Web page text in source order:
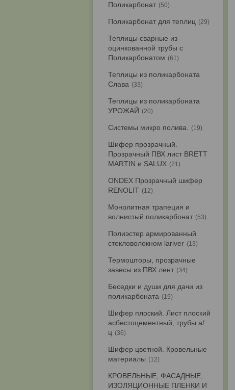
Поликарбонат 50
Поликарбонат для теплиц 29
Теплицы сварные из
оцинкованной трубы с
Поликарбонатом
61
Теплицы из поликарбоната
Слава
33
Теплицы из поликарбоната
УРОЖАЙ
20
Системы микро полива. 19
Шифер прозрачный.
Прозрачный ПВХ лист BRETT
MARTIN и SALUX
21
ONDEX Прозрачный шифер
RENOLIT
12
Монолитная трапеция и
волнистый поликарбонат
53
Полиэстер армированный
стекловолокном lariver
13
Термошторы, прозрачные
завесы из ПВХ лент
34
Беседки и души для дачи из
поликарбоната
19
Шифер плоский. Лист плоский
асбестоцементный, трубы а/
ц
36
Шифер цветной. Кровельные
материалы
12
КРОВЕЛЬНЫЕ, ФАСАДНЫЕ,
ИЗОЛЯЦИОННЫЕ ПЛЕНКИ И